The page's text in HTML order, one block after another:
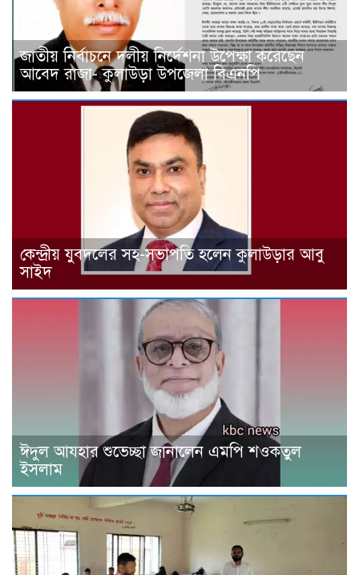
জাতীয় নির্বাচনে দলীয় নির্দেশনা উপেক্ষা করেছেন
আবেদ রাজা- কুলাউড়া উপজেলা বিএনপি
কেন্দ্রীয় যুবদলের সহ-সভাপতি হলেন কুলাউড়ার আবু
সাইদ
ঈদুল আযহার শুভেচ্ছা জানালেন এমপি শওকতুল
ইসলাম